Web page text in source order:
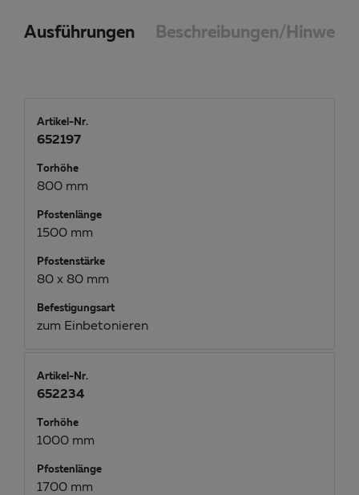
Ausführungen Beschreibungen/Hinweise
Artikel-Nr.
652197
Torhöhe
800 mm
Pfostenlänge
1500 mm
Pfostenstärke
80 x 80 mm
Befestigungsart
zum Einbetonieren
Artikel-Nr.
652234
Torhöhe
1000 mm
Pfostenlänge
1700 mm